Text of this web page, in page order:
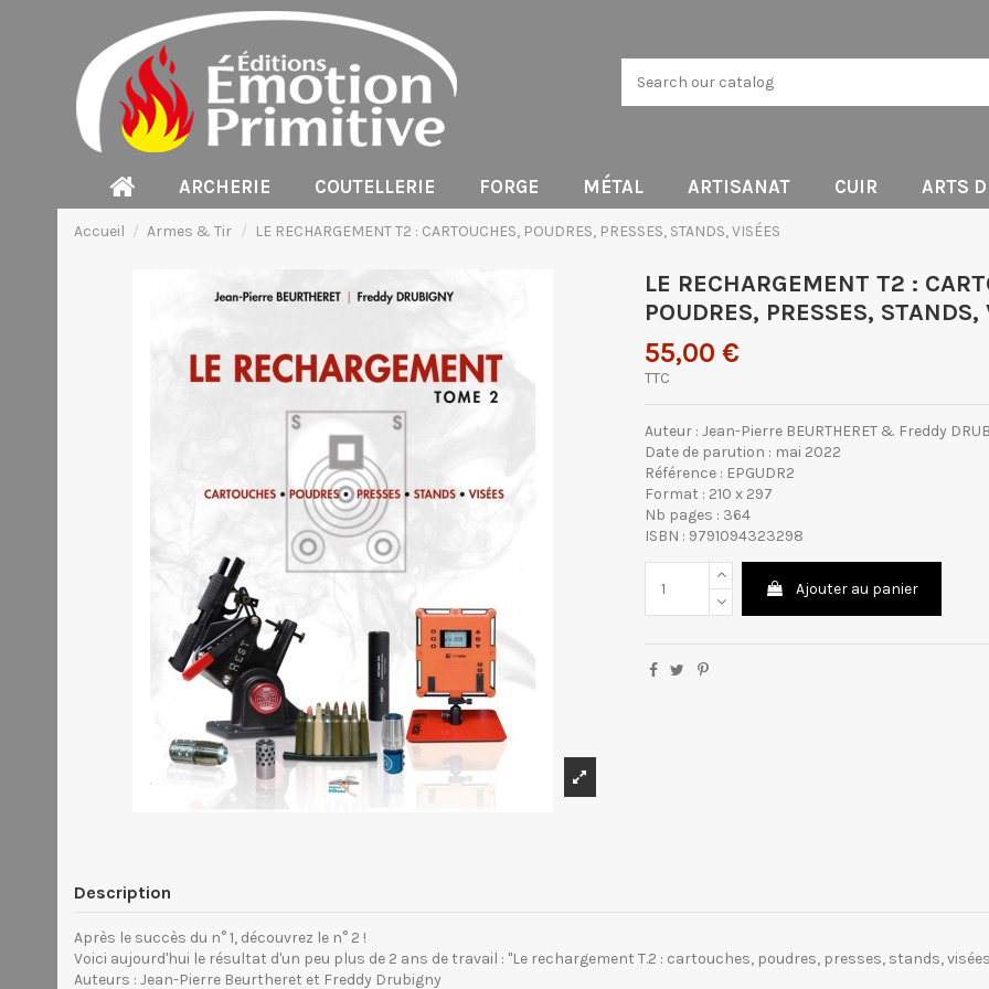
ARCHERIE COUTELLERIE FORGE MÉTAL ARTISANAT CUIR ARTS
Accueil Armes & Tir LE RECHARGEMENT T2 : CARTOUCHES, POUDRES, PRESSES, STANDS, VISÉES
LE RECHARGEMENT T2 :
POUDRES, PRESSES, STANDS,
55,00 €
TTC
Auteur : Jean-Pierre BEURTHERET & Freddy
Date de parution : mai 2022
Référence : EPGUDR2
Format : 210 x 297
Nb pages : 364
ISBN : 9791094323298
Ajouter au panier
Description
Après le succès du n° 1, découvrez le n° 2 !
Voici aujourd'hui le résultat d'un peu plus de 2 ans de travail : "Le rechargement T.2 : cartouches, poudres, presses, stands,
Auteurs : Jean-Pierre Beurtheret et Freddy Drubigny